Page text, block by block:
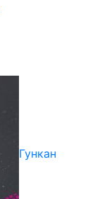
Гункан